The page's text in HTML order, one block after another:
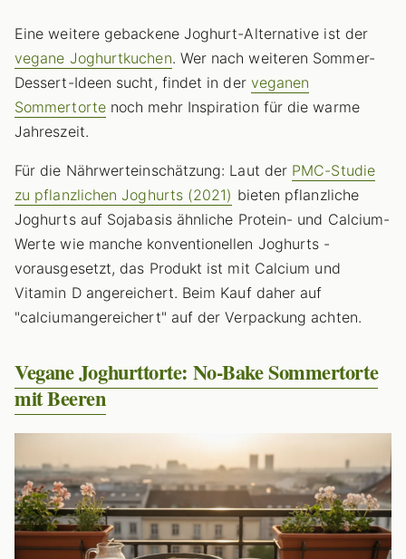
Eine weitere gebackene Joghurt-Alternative ist der
vegane Joghurtkuchen. Wer nach weiteren Sommer-
Dessert-Ideen sucht, findet in der veganen
Sommertortenoch mehr Inspiration für die warme
Jahreszeit.
Für die Nährwerteinschätzung: Laut der PMC-Studie
zu pflanzlichen Joghurts (2021) bieten pflanzliche
Joghurts auf Sojabasis ähnliche Protein- und Calcium-
Werte wie manche konventionellen Joghurts -
vorausgesetzt, das Produkt ist mit Calcium und
Vitamin D angereichert. Beim Kauf daher auf
"calciumangereichert" auf der Verpackung achten.
Vegane Joghurttorte: No-Bake Sommertorte
mit Beeren